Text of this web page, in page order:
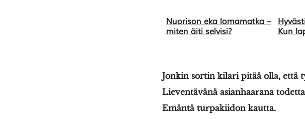
Nuorison eka lomamatka –
miten äiti selvisi?
Kun
Jonkin sortin kilari pitää olla, että
Lieventävänä asianhaarana
Emäntä turpakiidon kautta.